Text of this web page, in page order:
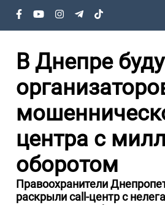
В Днепре
центра с
оборотом
Правоохранители
раскрыли саll-центр с